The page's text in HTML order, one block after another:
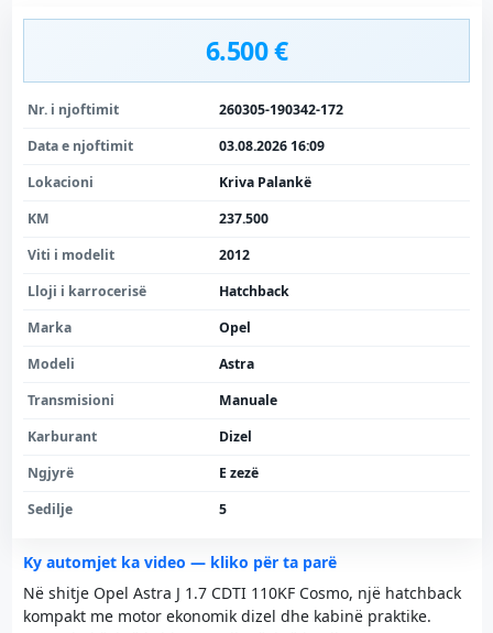
Ky automjet ka video — kliko për ta parë
Në shitje Opel Astra J 1.7 CDTI 110KF Cosmo, një hatchback
kompakt me motor ekonomik dizel dhe kabinë praktike.
6.500 €
Nr. i njoftimit
260305-190342-172
Data e njoftimit
03.08.2026 16:09
Lokacioni
Kriva Palankë
KM
237.500
Viti i modelit
2012
Lloji i karrocerisë
Hatchback
Marka
Opel
Modeli
Astra
Transmisioni
Manuale
Karburant
Dizel
Ngjyrë
E zezë
Sedilje
5